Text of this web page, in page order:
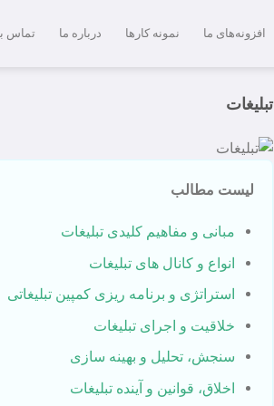
افزونه‌های ما نمونه کارها درباره ما تماس
تبلیغات
لیست مطالب
مبانی و مفاهیم کلیدی تبلیغات
انواع و کانال های تبلیغات
استراتژی و برنامه ریزی کمپین تبلیغاتی
خلاقیت و اجرای تبلیغات
سنجش، تحلیل و بهینه سازی
اخلاق، قوانین و آینده تبلیغات